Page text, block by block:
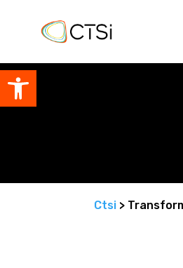
Abrir barra de herramientas
Ctsi >